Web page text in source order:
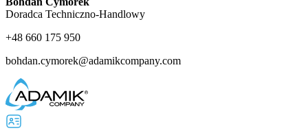
Doradca Techniczno-Handlowy
+48 660 175 950
bohdan.cymorek@adamikcompany.com